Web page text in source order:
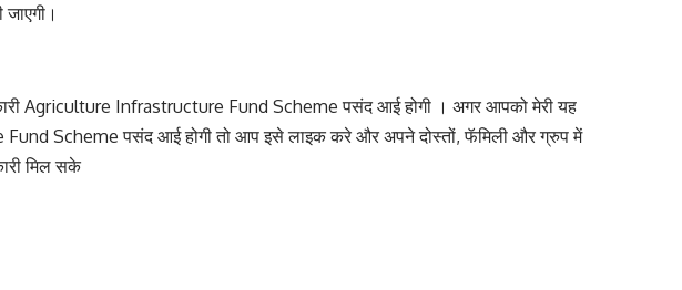
Agriculture Infrastructure Fund Scheme पसंद आई होगी । अगर आपको मेरी यह
Scheme पसंद आई होगी तो आप इसे लाइक करे और अपने दोस्तों, फॅमिली और ग्रुप में
मिल सके